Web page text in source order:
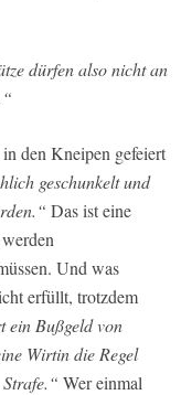
dürfen also nicht an
den Kneipen gefeiert
geschunkelt und
Das ist eine
Und was
erfüllt, trotzdem
ein Bußgeld von
Wirtin die Regel
Wer einmal